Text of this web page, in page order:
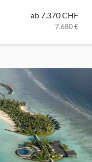
ab 7.370 CHF
7.680 €